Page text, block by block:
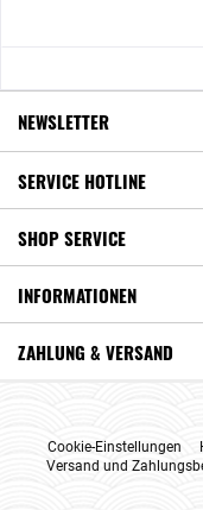
NEWSLETTER
SERVICE HOTLINE
SHOP SERVICE
INFORMATIONEN
ZAHLUNG & VERSAND
Cookie-Einstellungen
Versand und